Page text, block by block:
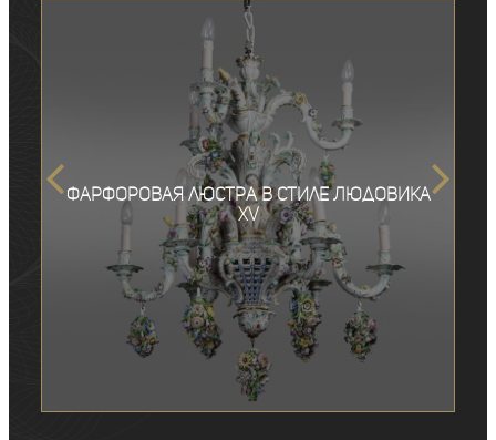
Фарфоровая люстра в стиле Людовика
XV